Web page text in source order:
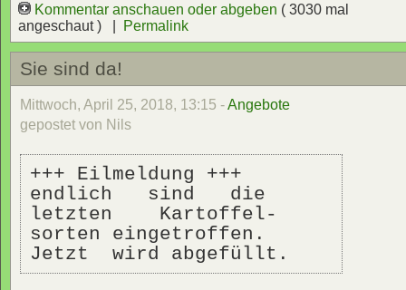
Kommentar anschauen oder abgeben ( 3030 mal
angeschaut ) |
Permalink
Sie sind da!
Mittwoch, April 25, 2018, 13:15 -Angebote
gepostet von Nils
+++ Eilmeldung +++
endlich   sind   die
letzten    Kartoffel-
sorten eingetroffen.
Jetzt  wird abgefüllt.